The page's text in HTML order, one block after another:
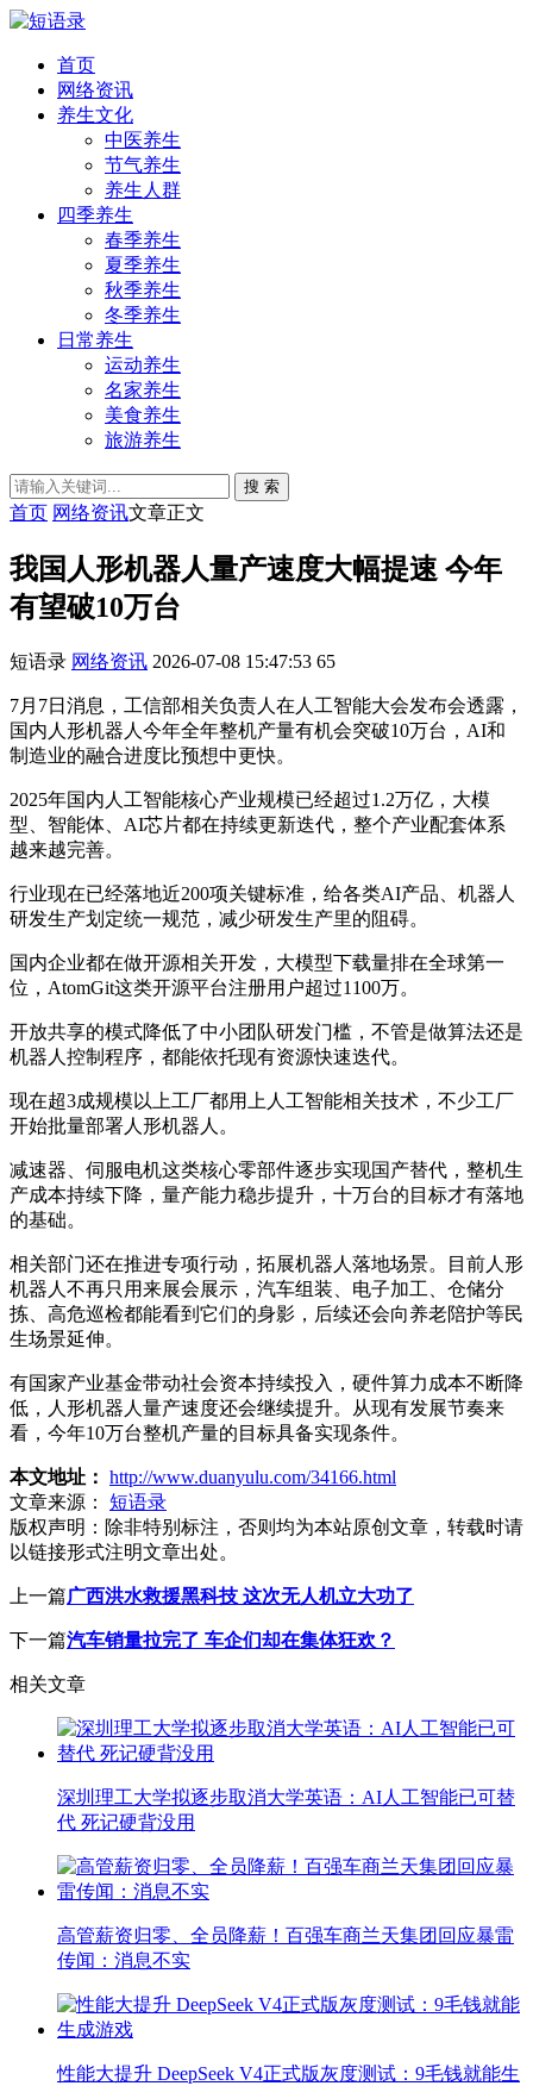
首页
网络资讯
养生文化
中医养生
节气养生
养生人群
四季养生
春季养生
夏季养生
秋季养生
冬季养生
日常养生
运动养生
名家养生
美食养生
旅游养生
搜 索
首页 网络资讯文章正文
我国人形机器人量产速度大幅提速 今年
有望破10万台
短语录 网络资讯 2026-07-08 15:47:53 65
7月7日消息，工信部相关负责人在人工智能大会发布会透露，
国内人形机器人今年全年整机产量有机会突破10万台，AI和
制造业的融合进度比预想中更快。
2025年国内人工智能核心产业规模已经超过1.2万亿，大模
型、智能体、AI芯片都在持续更新迭代，整个产业配套体系
越来越完善。
行业现在已经落地近200项关键标准，给各类AI产品、机器人
研发生产划定统一规范，减少研发生产里的阻碍。
国内企业都在做开源相关开发，大模型下载量排在全球第一
位，AtomGit这类开源平台注册用户超过1100万。
开放共享的模式降低了中小团队研发门槛，不管是做算法还是
机器人控制程序，都能依托现有资源快速迭代。
现在超3成规模以上工厂都用上人工智能相关技术，不少工厂
开始批量部署人形机器人。
减速器、伺服电机这类核心零部件逐步实现国产替代，整机生
产成本持续下降，量产能力稳步提升，十万台的目标才有落地
的基础。
相关部门还在推进专项行动，拓展机器人落地场景。目前人形
机器人不再只用来展会展示，汽车组装、电子加工、仓储分
拣、高危巡检都能看到它们的身影，后续还会向养老陪护等民
生场景延伸。
有国家产业基金带动社会资本持续投入，硬件算力成本不断降
低，人形机器人量产速度还会继续提升。从现有发展节奏来
看，今年10万台整机产量的目标具备实现条件。
本文地址： http://www.duanyulu.com/34166.html
文章来源：
短语录
版权声明： 除非特别标注，否则均为本站原创文章，转载时请
以链接形式注明文章出处。
上一篇广西洪水救援黑科技 这次无人机立大功了
下一篇汽车销量拉完了 车企们却在集体狂欢？
相关文章
深圳理工大学拟逐步取消大学英语：AI人工智能已可替
代 死记硬背没用
高管薪资归零、全员降薪！百强车商兰天集团回应暴雷
传闻：消息不实
性能大提升 DeepSeek V4正式版灰度测试：9毛钱就能生